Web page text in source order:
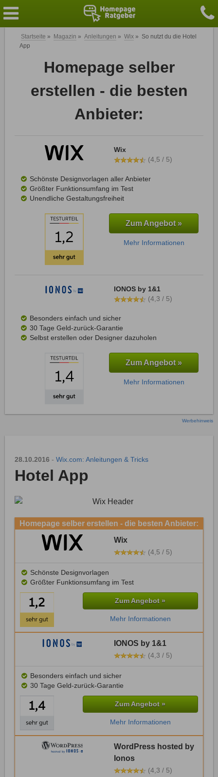
Startseite » Magazin » Anleitungen » Wix » So nutzt du die Hotel
App
Homepage selber
erstellen - die besten
Anbieter:
Wix
(4,5 / 5)
Schönste Designvorlagen aller Anbieter
Größter Funktionsumfang im Test
Unendliche Gestaltungsfreiheit
Zum Angebot »
Mehr Informationen
IONOS by 1&1
(4,3 / 5)
Besonders einfach und sicher
30 Tage Geld-zurück-Garantie
Selbst erstellen oder Designer dazuholen
Zum Angebot »
Mehr Informationen
Werbehinweis
28.10.2016 - Wix.com: Anleitungen & Tricks
Hotel App
Homepage selber erstellen - die besten Anbieter:
Wix
(4,5 / 5)
Schönste Designvorlagen
Größter Funktionsumfang im Test
Zum Angebot »
Mehr Informationen
IONOS by 1&1
(4,3 / 5)
Besonders einfach und sicher
30 Tage Geld-zurück-Garantie
Zum Angebot »
Mehr Informationen
WordPress hosted by
Ionos
(4,3 / 5)